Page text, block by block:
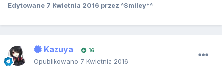
Edytowane 7 Kwietnia 2016 przez ^Smiley*^
Kazuya 16
Opublikowano 7 Kwietnia 2016